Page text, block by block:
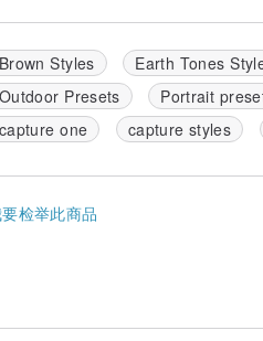
Brown Styles Earth Tones
Outdoor Presets
Portrait
capture one
capture styles
检举此商品